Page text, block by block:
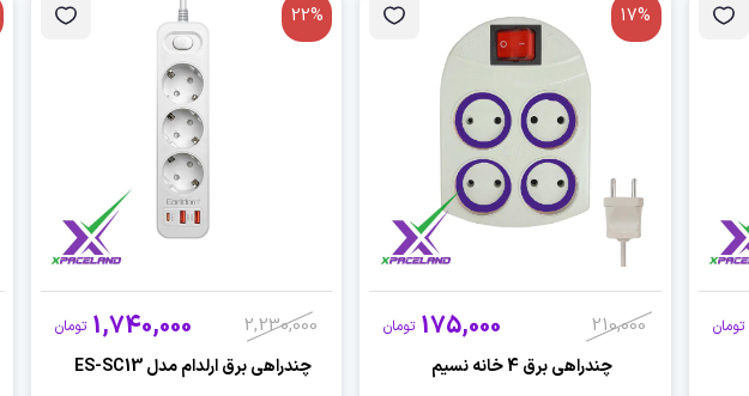
تومان
17%
210,000
175,000 تومان
چندراهی برق 4 خانه نسیم
22%
2,230,000
1,740,000 تومان
چندراهی برق ارلدام مدل ES-SC13